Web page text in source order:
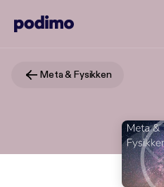
Meta & Fysikken